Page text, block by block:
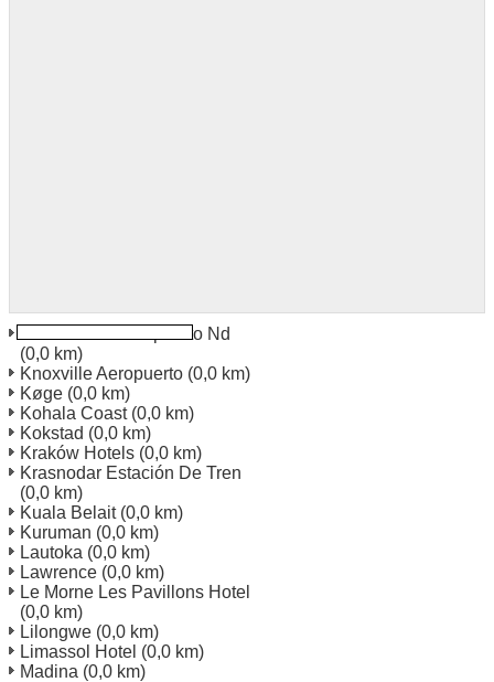
Devils Lake Aeropuerto Nd
(0,0 km)
Knoxville Aeropuerto (0,0 km)
Køge (0,0 km)
Kohala Coast(0,0 km)
Kokstad (0,0 km)
Kraków Hotels (0,0 km)
Krasnodar Estación De Tren
(0,0 km)
Kuala Belait(0,0 km)
Kuruman (0,0 km)
Lautoka (0,0 km)
Lawrence (0,0 km)
Le Morne Les Pavillons Hotel
(0,0 km)
Lilongwe (0,0 km)
Limassol Hotel (0,0 km)
Madina (0,0 km)